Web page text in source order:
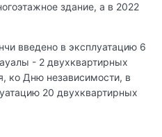
здание, а в 2022
введено в эксплуатацию 6
- 2 двухквартирных
ко Дню независимости, в
20 двухквартирных